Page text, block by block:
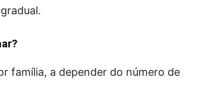
família, a depender do número de